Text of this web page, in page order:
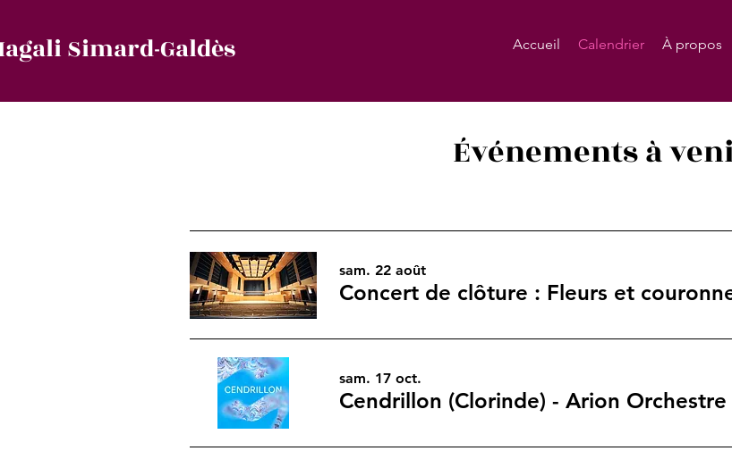
Accueil Calendrier À propos
Simard-Galdès
Événements à
sam. 22 août
Concert de clôture : Fleurs et
sam. 17 oct.
Cendrillon (Clorinde) - Arion